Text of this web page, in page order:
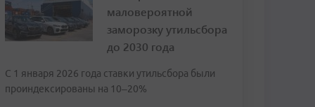
маловероятной
заморозку утильсбора
до 2030 года
С 1 января 2026 года ставки утильсбора были
проиндексированы на 10–20%